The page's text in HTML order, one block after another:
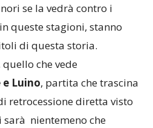
se la vedrà contro i
queste stagioni, stanno
di questa storia.
che vede
Luino, partita che trascina
retrocessione diretta visto
sarà nientemeno che